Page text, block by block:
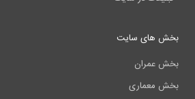
بخش های سایت
بخش عمران
بخش معماری